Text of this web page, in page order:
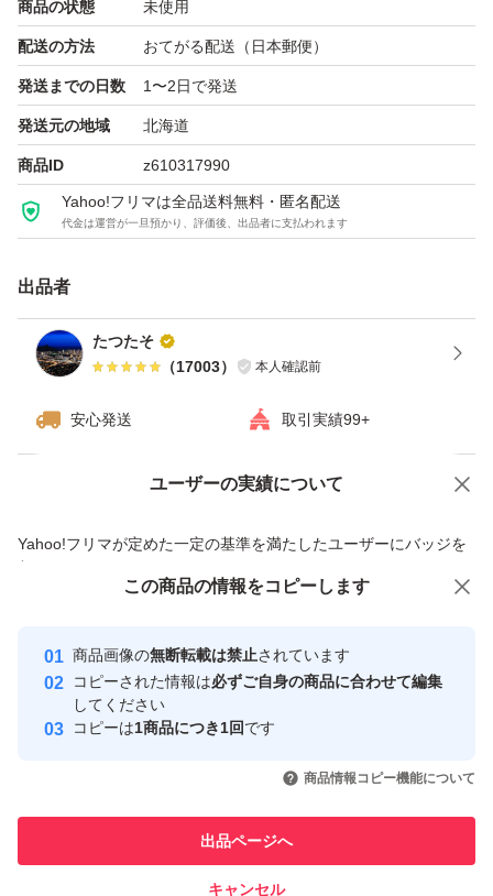
※新品未使用ではございますが、購入時より擦り傷などが
ある場合がございますので、ご了承のうえご購入頂きます
ようお願い申し上げます。
商品の説明
リニューアル新発売 (リラクシングシトラスアロマの香り
2016年の発売時に、第3のくすみの原因「肌ステイン」を
発見。
これを、クレンジングオイルに配合する美容オイルで洗い
る大ヒット商品。
角質が増える現象を発見。
角層をほぐし、やわらかく整えることで、次に使うスキン
ケアの浸透を高め、透明感までもたらす美容クレンジング
肌表面をやわらかくほぐすことで、くすみ*2のベールまで
クリアに。
極限まで摩擦を抑えるために考えられた処方の数々。
8種の美容オイルで素肌の透明感に働きかける。フィルム
商品の状態 未使用
配送の方法 おてがる配送（日本郵便）
発送までの日数 1〜2日で発送
発送元の地域 北海道
商品ID z610317990
Yahoo!フリマは全品送料無料・匿名配送
代金は運営が一旦預かり、評価後、出品者に支払われます
出品者
たつたそ
（17003） 本人確認前
安心発送 取引実績99+
ユーザーの実績について
Yahoo!フリマが定めた一定の基準を満たしたユーザーにバッジを
付与しています
安心取引出品者
心・安全なユーザーです
取引実績
引を完了させた実績があります
での取引実績があります
価格の相談 商品への質問
この商品の情報をコピーします
商品画像の無断転載は禁止されています
コピーされた情報は必ずご自身の商品に合わせて編集
してください
コピーは1商品につき1回です
商品情報コピー機能について
出品ページへ
キャンセル
この商品をみている人にオススメ